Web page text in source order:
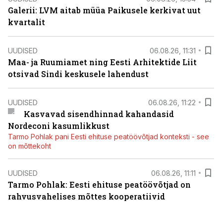
Galerii: LVM aitab müüa Paikusele kerkivat uut
kvartalit
UUDISED 06.08.26, 11:31
Maa- ja Ruumiamet ning Eesti Arhitektide Liit
otsivad Sindi keskusele lahendust
UUDISED 06.08.26, 11:22
Kasvavad sisendhinnad kahandasid
Nordeconi kasumlikkust
Tarmo Pohlak pani Eesti ehituse peatöövõtjad konteksti - see
on mõttekoht
UUDISED 06.08.26, 11:11
Tarmo Pohlak: Eesti ehituse peatöövõtjad on
rahvusvahelises mõttes kooperatiivid